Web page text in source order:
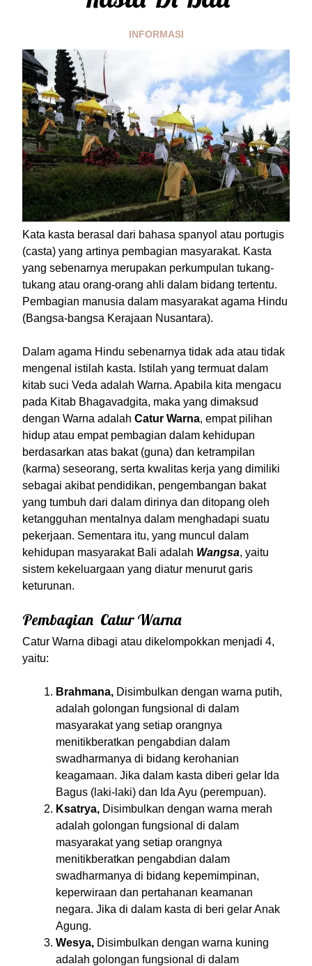
INFORMASI
Kata kasta berasal dari bahasa spanyol atau portugis
(casta) yang artinya pembagian masyarakat. Kasta
yang sebenarnya merupakan perkumpulan tukang-
tukang atau orang-orang ahli dalam bidang tertentu.
Pembagian manusia dalam masyarakat agama Hindu
(Bangsa-bangsa Kerajaan Nusantara).
Dalam agama Hindu sebenarnya tidak ada atau tidak
mengenal istilah kasta. Istilah yang termuat dalam
kitab suci Veda adalah Warna. Apabila kita mengacu
pada Kitab Bhagavadgita, maka yang dimaksud
dengan Warna adalah Catur Warna, empat pilihan
hidup atau empat pembagian dalam kehidupan
berdasarkan atas bakat (guna) dan ketrampilan
(karma) seseorang, serta kwalitas kerja yang dimiliki
sebagai akibat pendidikan, pengembangan bakat
yang tumbuh dari dalam dirinya dan ditopang oleh
ketangguhan mentalnya dalam menghadapi suatu
pekerjaan. Sementara itu, yang muncul dalam
kehidupan masyarakat Bali adalah Wangsa, yaitu
sistem kekeluargaan yang diatur menurut garis
keturunan.
Pembagian Catur Warna
Catur Warna dibagi atau dikelompokkan menjadi 4,
yaitu:
Brahmana, Disimbulkan dengan warna putih,
adalah golongan fungsional di dalam
masyarakat yang setiap orangnya
menitikberatkan pengabdian dalam
swadharmanya di bidang kerohanian
keagamaan. Jika dalam kasta diberi gelar Ida
Bagus (laki-laki) dan Ida Ayu (perempuan).
Ksatrya, Disimbulkan dengan warna merah
adalah golongan fungsional di dalam
masyarakat yang setiap orangnya
menitikberatkan pengabdian dalam
swadharmanya di bidang kepemimpinan,
keperwiraan dan pertahanan keamanan
negara. Jika di dalam kasta di beri gelar Anak
Agung.
Wesya, Disimbulkan dengan warna kuning
adalah golongan fungsional di dalam